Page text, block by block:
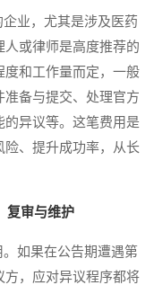
业，尤其是涉及医药
或律师是高度推荐的
度和工作量而定，一般
备与提交、处理官方
异议等。这笔费用是
险、提升成功率，从长
复审与维护
如果在公告期遭遇第
方，应对异议程序都将